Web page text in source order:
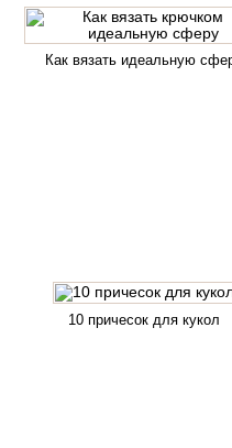
Как вязать идеальную
10 причесок для кукол